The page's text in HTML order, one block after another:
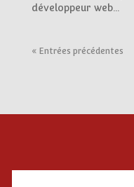
développeur web...
« Entrées précédentes